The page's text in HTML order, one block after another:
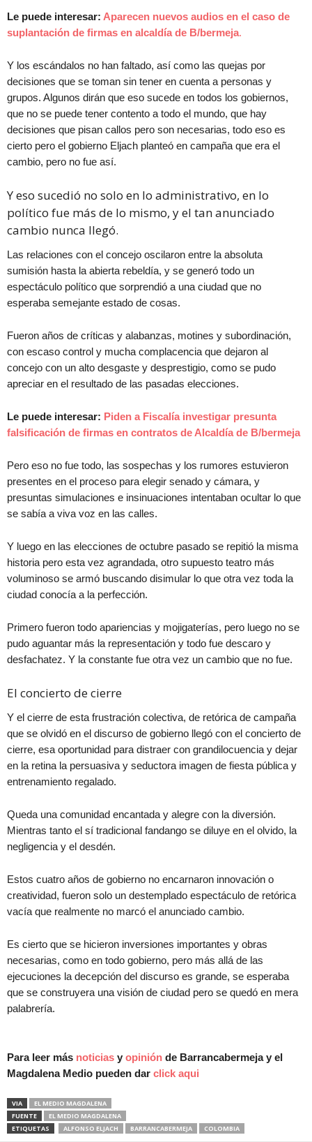
Le puede interesar: Aparecen nuevos audios en el caso de
suplantación de firmas en alcaldía de B/bermeja.
Y los escándalos no han faltado, así como las quejas por
decisiones que se toman sin tener en cuenta a personas y
grupos. Algunos dirán que eso sucede en todos los gobiernos,
que no se puede tener contento a todo el mundo, que hay
decisiones que pisan callos pero son necesarias, todo eso es
cierto pero el gobierno Eljach planteó en campaña que era el
cambio, pero no fue así.
Y eso sucedió no solo en lo administrativo, en lo
político fue más de lo mismo, y el tan anunciado
cambio nunca llegó.
Las relaciones con el concejo oscilaron entre la absoluta
sumisión hasta la abierta rebeldía, y se generó todo un
espectáculo político que sorprendió a una ciudad que no
esperaba semejante estado de cosas.
Fueron años de críticas y alabanzas, motines y subordinación,
con escaso control y mucha complacencia que dejaron al
concejo con un alto desgaste y desprestigio, como se pudo
apreciar en el resultado de las pasadas elecciones.
Le puede interesar: Piden a Fiscalía investigar presunta
falsificación de firmas en contratos de Alcaldía de B/bermeja
Pero eso no fue todo, las sospechas y los rumores estuvieron
presentes en el proceso para elegir senado y cámara, y
presuntas simulaciones e insinuaciones intentaban ocultar lo que
se sabía a viva voz en las calles.
Y luego en las elecciones de octubre pasado se repitió la misma
historia pero esta vez agrandada, otro supuesto teatro más
voluminoso se armó buscando disimular lo que otra vez toda la
ciudad conocía a la perfección.
Primero fueron todo apariencias y mojigaterías, pero luego no se
pudo aguantar más la representación y todo fue descaro y
desfachatez. Y la constante fue otra vez un cambio que no fue.
El concierto de cierre
Y el cierre de esta frustración colectiva, de retórica de campaña
que se olvidó en el discurso de gobierno llegó con el concierto de
cierre, esa oportunidad para distraer con grandilocuencia y dejar
en la retina la persuasiva y seductora imagen de fiesta pública y
entrenamiento regalado.
Queda una comunidad encantada y alegre con la diversión.
Mientras tanto el sí tradicional fandango se diluye en el olvido, la
negligencia y el desdén.
Estos cuatro años de gobierno no encarnaron innovación o
creatividad, fueron solo un destemplado espectáculo de retórica
vacía que realmente no marcó el anunciado cambio.
Es cierto que se hicieron inversiones importantes y obras
necesarias, como en todo gobierno, pero más allá de las
ejecuciones la decepción del discurso es grande, se esperaba
que se construyera una visión de ciudad pero se quedó en mera
palabrería.
Para leer más noticias y opinión de Barrancabermeja y el
Magdalena Medio pueden dar click aqui
VIA
EL MEDIO MAGDALENA
FUENTE
EL MEDIO MAGDALENA
ETIQUETAS
ALFONSO ELJACH BARRANCABERMEJA COLOMBIA